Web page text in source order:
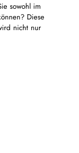
sowohl im
Diese
nicht nur